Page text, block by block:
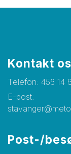
Kontakt
Telefon: 456 14
E-post:
Post-/